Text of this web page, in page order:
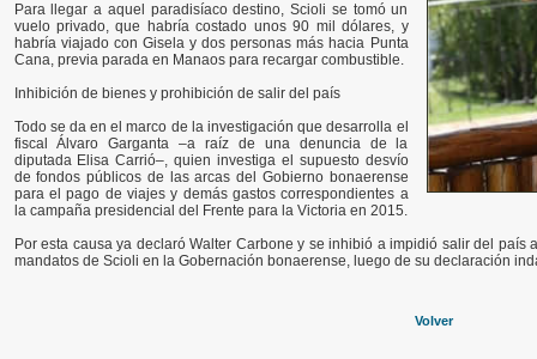
Para llegar a aquel paradisíaco destino, Scioli se tomó un
vuelo privado, que habría costado unos 90 mil dólares, y
habría viajado con Gisela y dos personas más hacia Punta
Cana, previa parada en Manaos para recargar combustible.
Inhibición de bienes y prohibición de salir del país
Todo se da en el marco de la investigación que desarrolla el
fiscal Álvaro Garganta –a raíz de una denuncia de la
diputada Elisa Carrió–, quien investiga el supuesto desvío
de fondos públicos de las arcas del Gobierno bonaerense
para el pago de viajes y demás gastos correspondientes a
la campaña presidencial del Frente para la Victoria en 2015.
Por esta causa ya declaró Walter Carbone y se inhibió a impidió salir del país
mandatos de Scioli en la Gobernación bonaerense, luego de su declaración
Volver